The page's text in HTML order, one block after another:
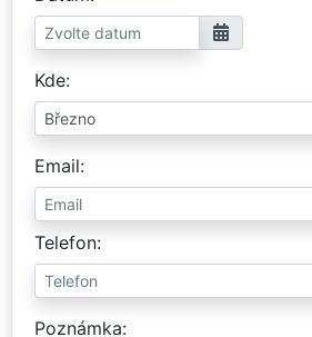
Kde
Email
Telefon
Poznámka